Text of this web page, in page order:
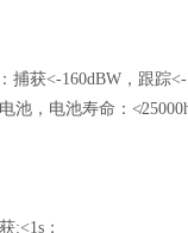
获<-160dBW，跟踪
池，电池寿命：≮25000h
；